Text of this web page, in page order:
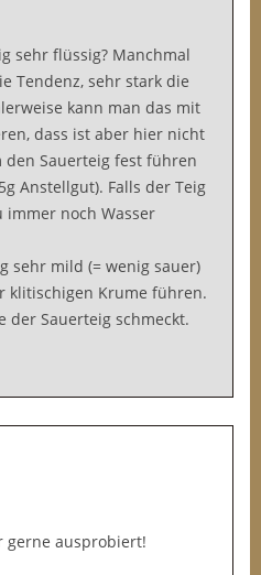
sehr flüssig? Manchmal
Tendenz, sehr stark die
kann man das mit
dass ist aber hier nicht
Sauerteig fest führen
Anstellgut). Falls der Teig
noch Wasser
sehr mild (= wenig sauer)
klitischigen Krume führen.
der Sauerteig schmeckt.
gerne ausprobiert!